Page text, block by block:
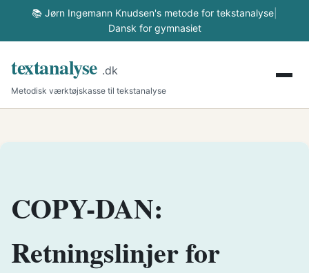
📚 Jørn Ingemann Knudsen's metode for tekstanalyse
Dansk for gymnasiet
textanalyse .dk
Metodisk værktøjskasse til tekstanalyse
COPY-DAN:
Retningslinjer for